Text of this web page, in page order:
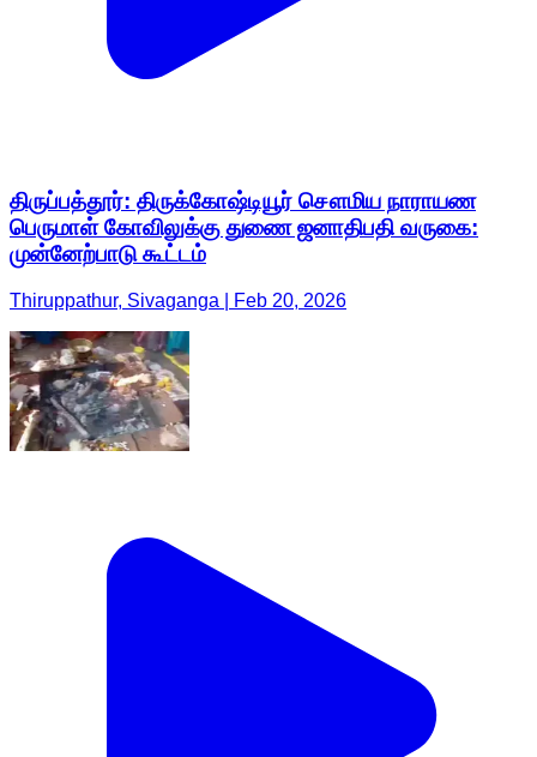
திருப்பத்தூர்: திருக்கோஷ்டியூர் சௌமிய நாராயண
பெருமாள் கோவிலுக்கு துணை ஜனாதிபதி வருகை:
முன்னேற்பாடு கூட்டம்
Thiruppathur, Sivaganga | Feb 20, 2026